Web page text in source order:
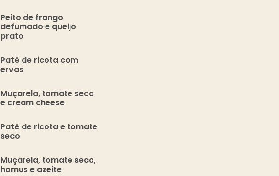
Peito de frango
defumado e queijo
prato
Patê de ricota com
ervas
Muçarela, tomate seco
e cream cheese
Patê de ricota e tomate
seco
Muçarela, tomate seco,
homus e azeite